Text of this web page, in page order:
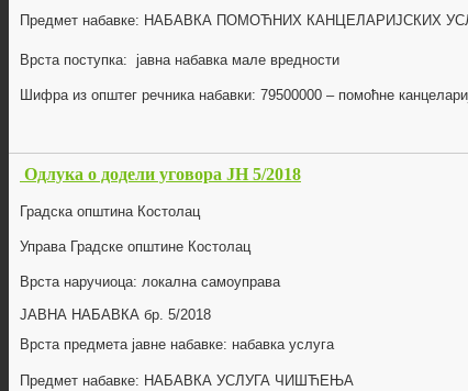
Предмет набавке: НАБАВКА ПОМОЋНИХ КАНЦЕЛАРИЈСКИХ
Врста поступка: јавна набавка мале вредности
Шифра из општег речника набавки: 79500000 – помоћне
Одлука о додели уговора ЈН 5/2018
Градска општина Костолац
Управа Градске општине Костолац
Врста наручиоца: локална самоуправа
ЈАВНА НАБАВКА бр. 5/2018
Врста предмета јавне набавке: набавка услуга
Предмет набавке: НАБАВКА УСЛУГА ЧИШЋЕЊА